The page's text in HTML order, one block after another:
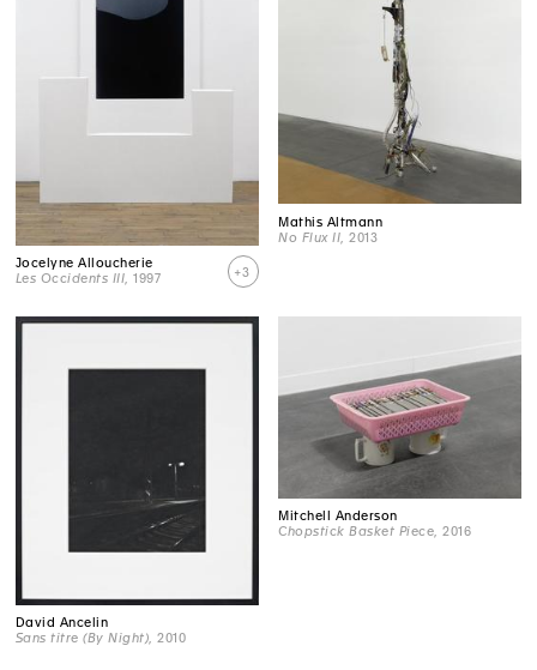
Jocelyne Alloucherie
Les Occidents III, 1997 +3
Mathis Altmann
No Flux II , 2013
David Ancelin
Sans titre (By Night) , 2010
Mitchell Anderson
Chopstick Basket Piece , 2016